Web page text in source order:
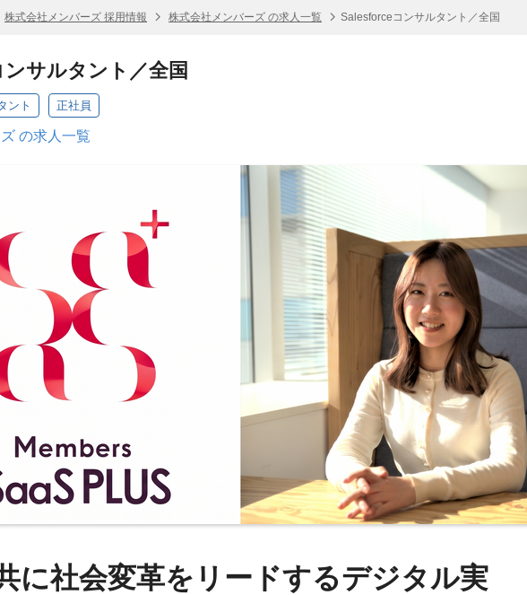
株式会社メンバーズ 採用情報 株式会社メンバーズ の求人一覧 Salesforceコンサルタント／全国
サルタント／全国
ント 正社員
の求人一覧
に社会変革をリードするデジタル実